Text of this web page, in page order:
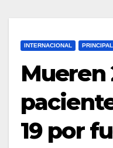
INTERNACIONAL PRINCIPAL
Mueren
19 por